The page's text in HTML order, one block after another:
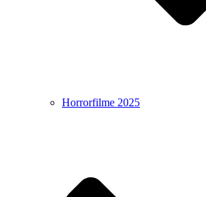
Horrorfilme 2025